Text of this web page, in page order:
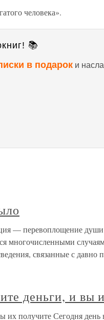
человека».
📚
в подарок и
— перевоплощение
многочисленными
связанные с
деньги, и вы
их получите Сегодня день